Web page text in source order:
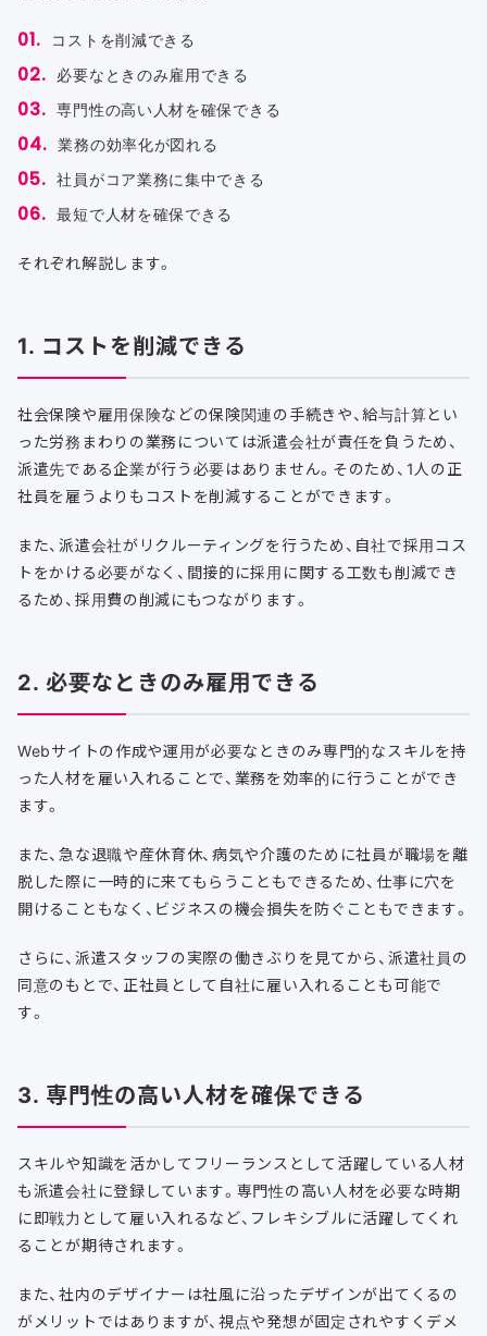
コストを削減できる
必要なときのみ雇用できる
専門性の高い人材を確保できる
業務の効率化が図れる
社員がコア業務に集中できる
最短で人材を確保できる
それぞれ解説します。
1. コストを削減できる
社会保険や雇用保険などの保険関連の手続きや、給与計算とい
った労務まわりの業務については派遣会社が責任を負うため、
派遣先である企業が行う必要はありません。そのため、1人の正
社員を雇うよりもコストを削減することができます。
また、派遣会社がリクルーティングを行うため、自社で採用コス
トをかける必要がなく、間接的に採用に関する工数も削減でき
るため、採用費の削減にもつながります。
2. 必要なときのみ雇用できる
Webサイトの作成や運用が必要なときのみ専門的なスキルを持
った人材を雇い入れることで、業務を効率的に行うことができ
ます。
また、急な退職や産休育休、病気や介護のために社員が職場を離
脱した際に一時的に来てもらうこともできるため、仕事に穴を
開けることもなく、ビジネスの機会損失を防ぐこともできます。
さらに、派遣スタッフの実際の働きぶりを見てから、派遣社員の
同意のもとで、正社員として自社に雇い入れることも可能で
す。
3. 専門性の高い人材を確保できる
スキルや知識を活かしてフリーランスとして活躍している人材
も派遣会社に登録しています。専門性の高い人材を必要な時期
に即戦力として雇い入れるなど、フレキシブルに活躍してくれ
ることが期待されます。
また、社内のデザイナーは社風に沿ったデザインが出てくるの
がメリットではありますが、視点や発想が固定されやすくデメ